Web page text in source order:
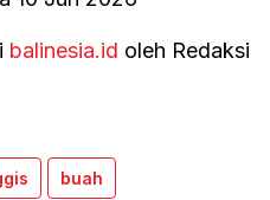
balinesia.id oleh Redaksi
buah